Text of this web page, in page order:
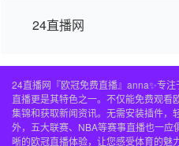
24直播网
24直播网『欧冠免费直播』anna✨专
直播更是其特色之一。不仅能免费观看
集锦和获取新闻资讯。无需安装插件，
外，五大联赛、NBA等赛事直播也一
晰的欧冠直播体验，让您感受体育的魅力